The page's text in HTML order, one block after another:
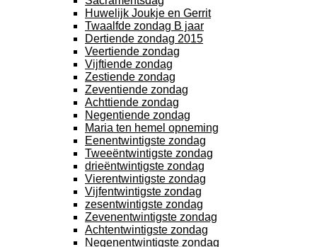
Huwelijk Joukje en Gerrit
Twaalfde zondag B jaar
Dertiende zondag 2015
Veertiende zondag
Vijftiende zondag
Zestiende zondag
Zeventiende zondag
Achttiende zondag
Negentiende zondag
Maria ten hemel opneming
Eenentwintigste zondag
Tweeëntwintigste zondag
drieëntwintigste zondag
Vierentwintigste zondag
Vijfentwintigste zondag
zesentwintigste zondag
Zevenentwintigste zondag
Achtentwintigste zondag
Negenentwintigste zondag